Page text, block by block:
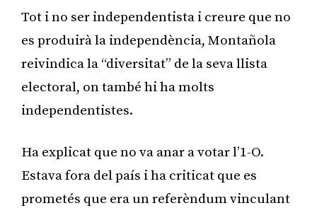
Tot i no ser independentista i creure que no
es produirà la independència, Montañola
reivindica la “diversitat” de la seva llista
electoral, on també hi ha molts
independentistes.
Ha explicat que no va anar a votar l’1-O.
Estava fora del país i ha criticat que es
prometés que era un referèndum vinculant